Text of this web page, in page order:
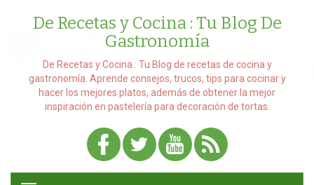
De Recetas y Cocina : Tu Blog De
Gastronomía
De Recetas y Cocina : Tu Blog de recetas de cocina y
gastronomía. Aprende consejos, trucos, tips para cocinar y
hacer los mejores platos, además de obtener la mejor
inspiración en pastelería para decoración de tortas.